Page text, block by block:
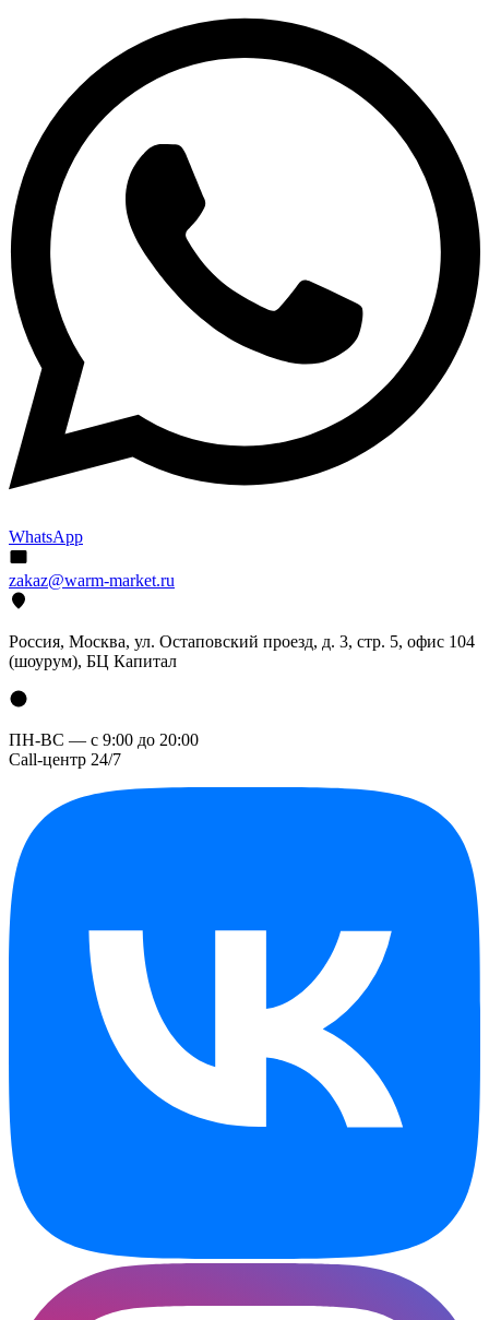
WhatsApp
zakaz@warm-market.ru
Россия, Москва, ул. Остаповский проезд, д. 3, стр. 5, офис 104
(шоурум), БЦ Капитал
ПН-ВС — с 9:00 до 20:00
Call-центр 24/7